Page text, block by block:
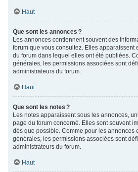
Haut
Que sont les annonces ?
Les annonces contiennent souvent des
forum que vous consultez. Elles apparaissent
du forum dans lequel elles ont été publiées.
générales, les permissions associées sont
administrateurs du forum.
Haut
Que sont les notes ?
Les notes apparaissent sous les annonces,
page du forum concerné. Elles sont souvent
dès que possible. Comme pour les annonces
générales, les permissions associées sont
administrateurs du forum.
Haut